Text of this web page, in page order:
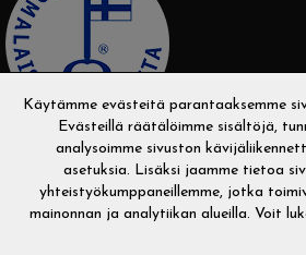
Käytämme evästeitä parantaaksemme
Evästeillä räätälöimme sisältöjä,
analysoimme sivuston
asetuksia. Lisäksi jaamme tietoa
yhteistyökumppaneillemme, jotka
mainonnan ja analytiikan alueilla. Voit
Copyright © 2026 Sampsukka. Kaikki